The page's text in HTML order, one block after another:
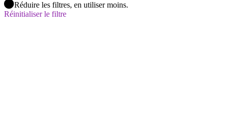
Réduire les filtres, en utiliser moins.
Réinitialiser le filtre